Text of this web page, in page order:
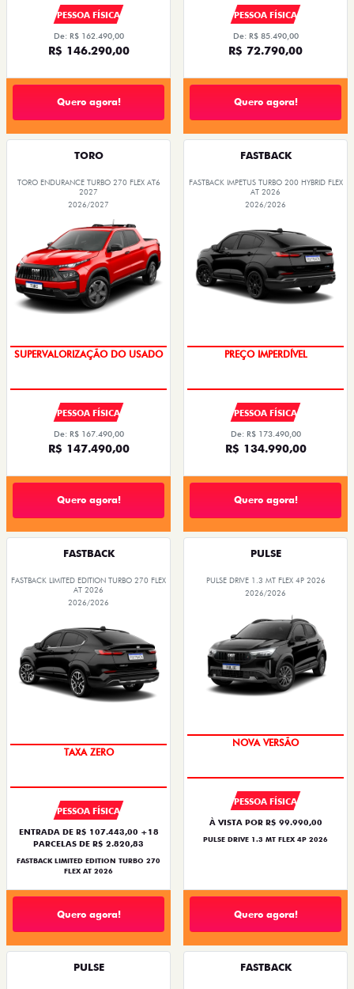
PESSOA FÍSICA
De: R$ 162.490,00
R$ 146.290,00
Quero agora!
PESSOA FÍSICA
De: R$ 85.490,00
R$ 72.790,00
Quero agora!
TORO
TORO ENDURANCE TURBO 270 FLEX AT6
2027
2026/2027
SUPERVALORIZAÇÃO DO USADO
PESSOA FÍSICA
De: R$ 167.490,00
R$ 147.490,00
Quero agora!
FASTBACK
FASTBACK IMPETUS TURBO 200 HYBRID FLEX
AT 2026
2026/2026
PREÇO IMPERDÍVEL
PESSOA FÍSICA
De: R$ 173.490,00
R$ 134.990,00
Quero agora!
FASTBACK
FASTBACK LIMITED EDITION TURBO 270 FLEX
AT 2026
2026/2026
TAXA ZERO
PESSOA FÍSICA
ENTRADA DE R$ 107.443,00 +18
PARCELAS DE R$ 2.820,83
FASTBACK LIMITED EDITION TURBO 270
FLEX AT 2026
Quero agora!
PULSE
PULSE DRIVE 1.3 MT FLEX 4P 2026
2026/2026
NOVA VERSÃO
PESSOA FÍSICA
À VISTA POR R$ 99.990,00
PULSE DRIVE 1.3 MT FLEX 4P 2026
Quero agora!
PULSE FASTBACK